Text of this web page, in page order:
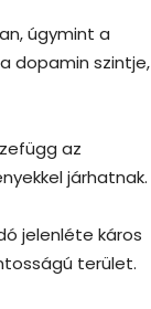
úgymint a
dopamin szintje,
az
járhatnak.
jelenléte káros
terület.